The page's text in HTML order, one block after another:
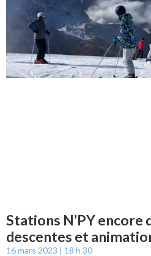
Stations N’PY encore
descentes et
16 mars 2023 18 h 30